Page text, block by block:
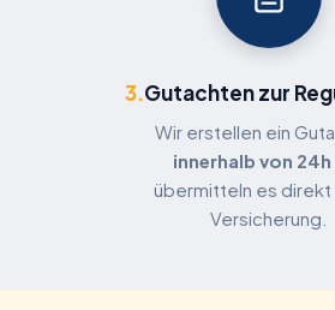
3.Gutachten zur
Wir erstellen ein
innerhalb von 24h
übermitteln es direkt
Versicherung.